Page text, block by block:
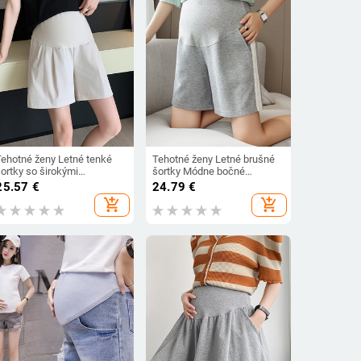
ženy Letné tenké
so širokými
Pohodlné
vysoké pásové
voľné ležérne ľanové šortky
€
add_shopping_cart
Tehotné ženy Letné brušné
šortky Módne bočné
pruhované patchworkové
vysoké pásové tehotenské
bavlnené nohavice Voľné
ležérne športové šortky
24.79 €
add_shopping_cart